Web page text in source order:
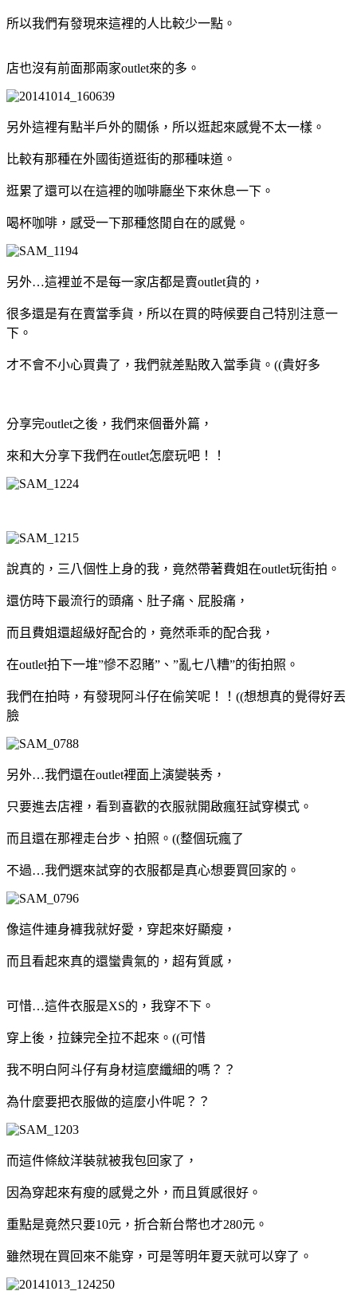
所以我們有發現來這裡的人比較少一點。
店也沒有前面那兩家outlet來的多。
另外這裡有點半戶外的關係，所以逛起來感覺不太一樣。
比較有那種在外國街道逛街的那種味道。
逛累了還可以在這裡的咖啡廳坐下來休息一下。
喝杯咖啡，感受一下那種悠閒自在的感覺。
另外…這裡並不是每一家店都是賣outlet貨的，
很多還是有在賣當季貨，所以在買的時候要自己特別注意一
下。
才不會不小心買貴了，我們就差點敗入當季貨。((貴好多
分享完outlet之後，我們來個番外篇，
來和大分享下我們在outlet怎麼玩吧！！
說真的，三八個性上身的我，竟然帶著費姐在outlet玩街拍。
還仿時下最流行的頭痛、肚子痛、屁股痛，
而且費姐還超級好配合的，竟然乖乖的配合我，
在outlet拍下一堆”慘不忍賭”、”亂七八糟”的街拍照。
我們在拍時，有發現阿斗仔在偷笑呢！！((想想真的覺得好丟
臉
另外…我們還在outlet裡面上演變裝秀，
只要進去店裡，看到喜歡的衣服就開啟瘋狂試穿模式。
而且還在那裡走台步、拍照。((整個玩瘋了
不過…我們選來試穿的衣服都是真心想要買回家的。
像這件連身褲我就好愛，穿起來好顯瘦，
而且看起來真的還蠻貴氣的，超有質感，
可惜…這件衣服是XS的，我穿不下。
穿上後，拉鍊完全拉不起來。((可惜
我不明白阿斗仔有身材這麼纖細的嗎？？
為什麼要把衣服做的這麼小件呢？？
而這件條紋洋裝就被我包回家了，
因為穿起來有瘦的感覺之外，而且質感很好。
重點是竟然只要10元，折合新台幣也才280元。
雖然現在買回來不能穿，可是等明年夏天就可以穿了。